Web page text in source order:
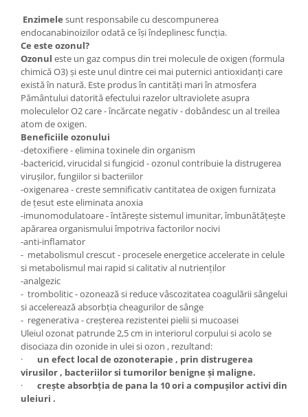
Enzimele sunt responsabile cu descompunerea
endocanabinoizilor odată ce își îndeplinesc funcția.
Ce este ozonul?
Ozonul este un gaz compus din trei molecule de oxigen (formula
chimică O3) și este unul dintre cei mai puternici antioxidanți care
există în natură. Este produs în cantități mari în atmosfera
Pământului datorită efectului razelor ultraviolete asupra
moleculelor O2 care - încărcate negativ - dobândesc un al treilea
atom de oxigen.
Beneficiile ozonului
-detoxifiere - elimina toxinele din organism
-bactericid, virucidal si fungicid - ozonul contribuie la distrugerea
virușilor, fungiilor si bacteriilor
-oxigenarea - creste semnificativ cantitatea de oxigen furnizata
de țesut este eliminata anoxia
-imunomodulatoare - întărește sistemul imunitar, îmbunătățește
apărarea organismului împotriva factorilor nocivi
-anti-inflamator
- metabolismul crescut - procesele energetice accelerate in celule
si metabolismul mai rapid si calitativ al nutrienților
-analgezic
- trombolitic - ozonează si reduce vâscozitatea coagulării sângelui
si accelerează absorbția cheagurilor de sânge
- regenerativa - creșterea rezistentei pielii si mucoasei
Uleiul ozonat patrunde 2,5 cm in interiorul corpului si acolo se
disociaza din ozonide in ulei si ozon , rezultand:
· un efect local de ozonoterapie , prin distrugerea
virusilor , bacteriilor si tumorilor benigne și maligne.
· crește absorbția de pana la 10 ori a compușilor activi din
uleiuri .